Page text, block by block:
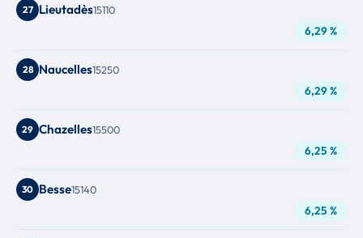
27 Lieutadès15110
6,29 %
28 Naucelles15250
6,29 %
29 Chazelles15500
6,25 %
30 Besse15140
6,25 %